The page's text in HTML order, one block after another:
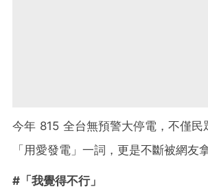
今年 815 全台無預警大停電，不僅民
「用愛發電」一詞，更是不斷被網友
#「我覺得不行」